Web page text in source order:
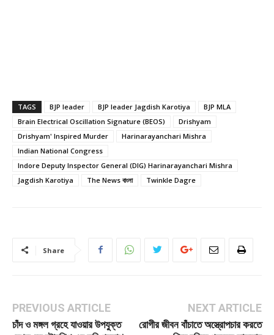
TAGS BJP leader BJP leader Jagdish Karotiya
BJP MLA
Brain Electrical Oscillation Signature (BEOS)
Drishyam
Drishyam' Inspired Murder
Harinarayanchari Mishra
Indian National Congress
Indore Deputy Inspector General (DIG) Harinarayanchari Mishra
Jagdish Karotiya
The News বাংলা Twinkle Dagre
Share
PREVIOUS ARTICLE
চাঁদ ও মঙ্গল গ্রহে যাওয়ার উপযুক্ত
NEXT ARTICLE
রোগীর জীবন বাঁচাতে অস্ত্রোপচার করতে